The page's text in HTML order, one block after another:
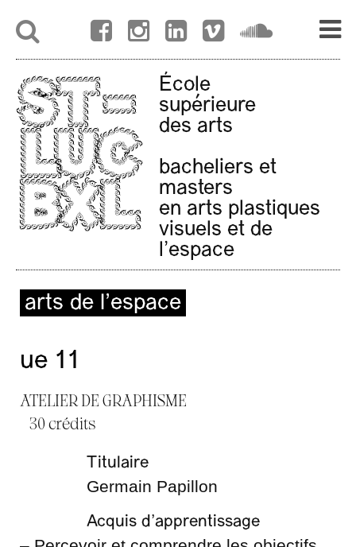
École
supérieure
des arts
bacheliers et
masters
en arts plastiques
visuels et de
l'espace
arts de l’espace
ue 11
ATELIER DE GRAPHISME
30 crédits
Titulaire
Germain Papillon
Acquis d’apprentissage